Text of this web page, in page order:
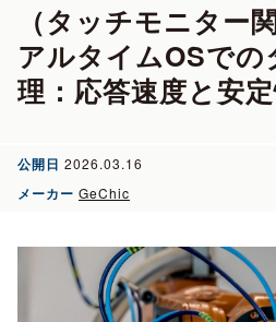
（タッチモニター
アルタイムOSでの
理：応答速度と安
公開日 2026.03.16
メーカー GeChic